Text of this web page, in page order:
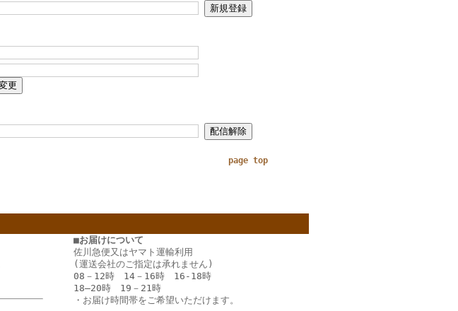
page top
■お届けについて
佐川急便又はヤマト運輸利用
(運送会社のご指定は承れません)
08－12時 14－16時 16‐18時
18―20時 19－21時
・ お届け時間帯をご希望いただけます。